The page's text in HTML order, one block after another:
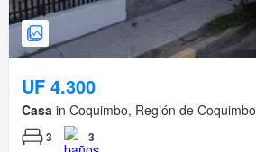
UF 4.300
Casa in Coquimbo, Región de Coquimbo
3
3